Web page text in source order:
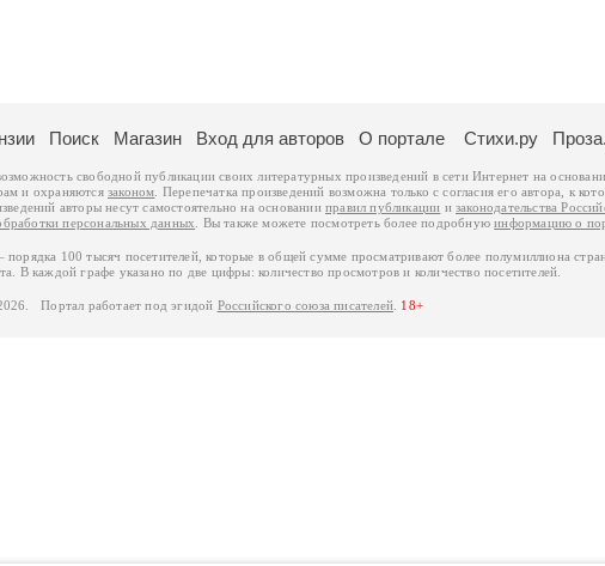
Поиск Магазин Вход для авторов О портале Стихи.ру
свободной публикации своих литературных произведений в сети Интернет на
и охраняются законом . Перепечатка произведений возможна только с согласия его автора, к
авторы несут самостоятельно на основанииправил публикации изаконодательства
персональных данных . Вы также можете посмотреть более подробнуюинформацию о
порядка 100 тысяч посетителей, которые в общей сумме просматривают более полумиллиона
В каждой графе указано по две цифры: количество просмотров и количество посетителей.
Портал работает под эгидой Российского союза писателей 18+